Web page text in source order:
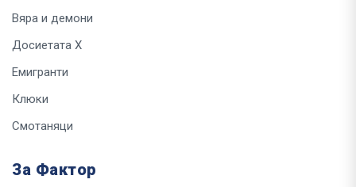
Вяра и демони
Досиетата Х
Емигранти
Клюки
Смотаняци
За Фактор